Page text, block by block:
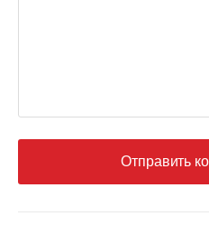
Отправить